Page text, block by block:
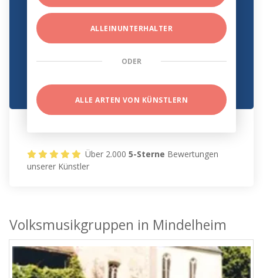
ALLEINUNTERHALTER
ODER
ALLE ARTEN VON KÜNSTLERN
Über 2.0005-Sterne Bewertungen
unserer Künstler
Volksmusikgruppen in Mindelheim